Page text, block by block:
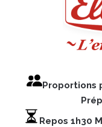
Proportions
Repos 1h30